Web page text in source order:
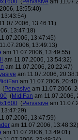
(Pervasive am
13:55:40)
13:46:11)
13:47:18)
13:47:45)
13:49:13)
am 11.07.2006, 13:49:55)
am 11.07.2006, 13:54:32)
am 11.07.2006, 20:22:47)
am 11.07.2006,
am 11.07.2006,
(Pervasive am 11.07.2006,
(MidiFan am 11.07.2006,
(Pervasive am
13:47:59)
am 11.07.2006, 13:48:32)
am 11.07.2006, 13:49:01)